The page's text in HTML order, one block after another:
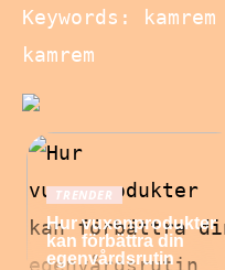
Keywords:
kamrem
TRENDER
Hur vuxenprodukter
kan förbättra din
egenvårdsrutin